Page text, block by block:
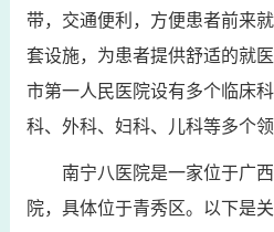
带，交通便利，方便患者前来
套设施，为患者提供舒适的就
市第一人民医院设有多个临床
科、外科、妇科、儿科等多个领
南宁八医院是一家位于广
院，具体位于青秀区。以下是